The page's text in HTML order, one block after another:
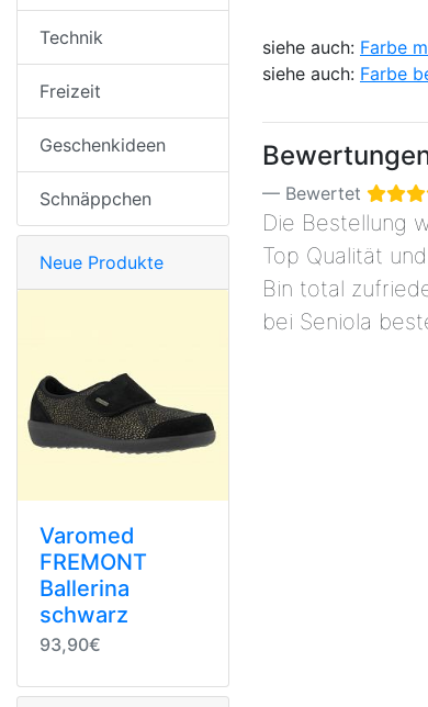
siehe auch: Farbe
siehe auch: Farbe
Bewertet
Die Bestellung
Top Qualität
Bin total
bei Seniola
Technik
Freizeit
Geschenkideen
Schnäppchen
Neue Produkte
Varomed
FREMONT
Ballerina
schwarz
93,90€